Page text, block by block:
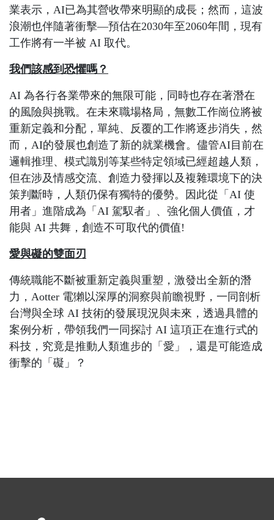
業表示， AI已為其營收帶來明顯的成長；然而，這波
浪潮也伴隨著衝擊—預估在2030年至2060年間，現有
工作將有一半被 AI 取代。
我們該感到恐懼嗎？
AI 為各行各業帶來的無限可能，同時也存在著潛在
的風險與挑戰。在未來職場格局，無數工作崗位將被
重新定義和分配，單純、反覆的工作將逐步消失，然
而， AI的發展也創造了新的就業機會。儘管AI目前在
邏輯推理、模式識別等某些特定領域已經超越人類，
但在涉及情感交流、創造力發揮以及複雜環境下的決
策判斷時，人類仍保有獨特的優勢。因此從「 AI 使
用者」進階成為「 AI 駕馭者」、強化個人價值，才
能與 AI 共舞，創造不可取代的價值!
愛與礙的雙面刃
傳統職能不斷被重新定義與重塑，激發出全新的潛
力， Aotter 電獺以深厚的洞察與前瞻視野，一同剖析
台灣與全球 AI 技術的發展現況與未來，透過具體的
案例分析，帶領我們一同探討 AI 這項正在進行式的
科技，究竟是推動人類進步的「愛」，還是可能造成
衝擊的「礙」？